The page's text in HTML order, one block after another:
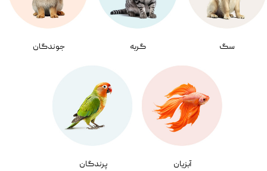
سگ گربه جوندگان
آبزیان پرندگان